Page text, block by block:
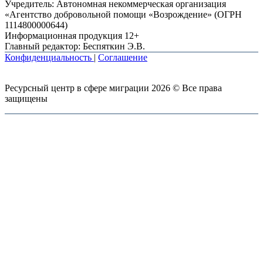
Учредитель: Автономная некоммерческая организация
«Агентство добровольной помощи «Возрождение» (ОГРН
1114800000644)
Информационная продукция 12+
Главный редактор: Беспяткин Э.В.
Конфиденциальность | Соглашение
Ресурсный центр в сфере миграции 2026 © Все права
защищены